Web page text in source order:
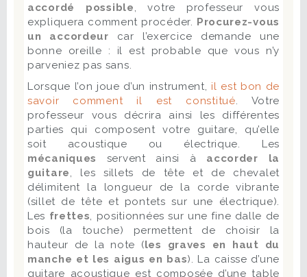
accordé possible, votre professeur vous
expliquera comment procéder. Procurez-vous
un accordeur car l’exercice demande une
bonne oreille : il est probable que vous n’y
parveniez pas sans.
Lorsque l’on joue d’un instrument, il est bon de
savoir comment il est constitué. Votre
professeur vous décrira ainsi les différentes
parties qui composent votre guitare, qu’elle
soit acoustique ou électrique. Les
mécaniques
servent ainsi à accorder la
guitare, les sillets de tête et de chevalet
délimitent la longueur de la corde vibrante
(sillet de tête et pontets sur une électrique).
Les frettes, positionnées sur une fine dalle de
bois (la touche) permettent de choisir la
hauteur de la note (les graves en haut du
manche et les aigus en bas). La caisse d’une
guitare acoustique est composée d’une table